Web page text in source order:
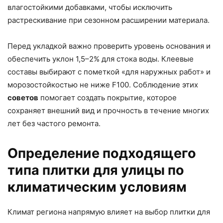
влагостойкими добавками, чтобы исключить
растрескивание при сезонном расширении материала.
Перед укладкой важно проверить уровень основания и
обеспечить уклон 1,5–2% для стока воды. Клеевые
составы выбирают с пометкой «для наружных работ» и
морозостойкостью не ниже F100. Соблюдение этих
советов помогает создать покрытие, которое
сохраняет внешний вид и прочность в течение многих
лет без частого ремонта.
Определение подходящего
типа плитки для улицы по
климатическим условиям
Климат региона напрямую влияет на выбор плитки для